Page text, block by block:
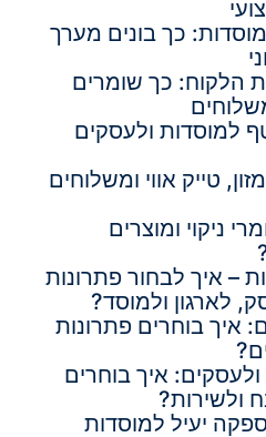
כך בונים מערך
הלקוח: כך שומרים
למוסדות ולעסקים
טייק אווי ומשלוחים
ניקוי ומוצרים
– איך לבחור פתרונות
לארגון ולמוסד?
איך בוחרים פתרונות
איך בוחרים
ולשירות?
יעיל למוסדות